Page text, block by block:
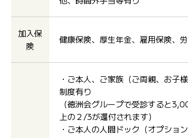
加入保
険
健康保険、厚生年金、雇用保険、
・ご本人、ご家族（ご両親、お
制度有り
（徳洲会グループで受診すると
上の２/3が還付されます）
・ご本人の人間ドック（オプシ